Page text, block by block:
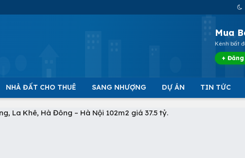
Mua
Kênh bất
+
NHÀ ĐẤT CHO THUÊ SANG NHƯỢNG DỰ ÁN TIN TỨC